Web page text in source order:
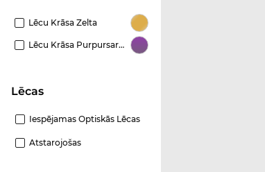
Lēcu Krāsa Zelta
Lēcu Krāsa Purpursarkana
Lēcas
Iespējamas Optiskās Lēcas
Atstarojošas